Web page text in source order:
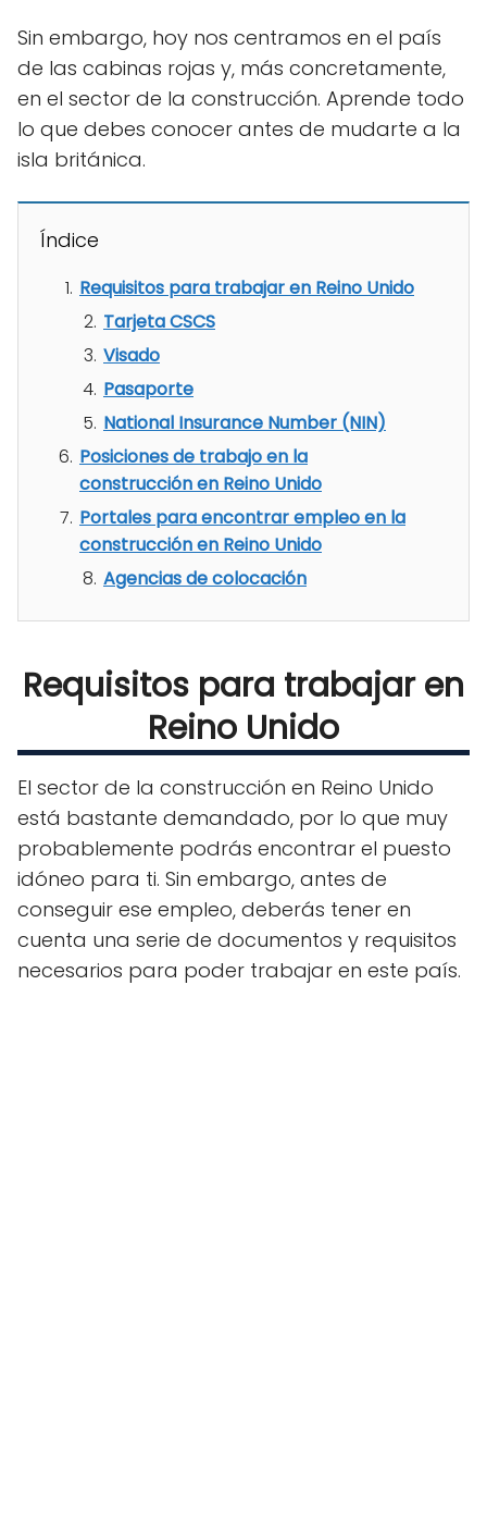
Sin embargo, hoy nos centramos en el país
de las cabinas rojas y, más concretamente,
en el sector de la construcción. Aprende todo
lo que debes conocer antes de mudarte a la
isla británica.
Índice
Requisitos para trabajar en Reino Unido
Tarjeta CSCS
Visado
Pasaporte
National Insurance Number (NIN)
Posiciones de trabajo en la
construcción en Reino Unido
Portales para encontrar empleo en la
construcción en Reino Unido
Agencias de colocación
Requisitos para trabajar en
Reino Unido
El sector de la construcción en Reino Unido
está bastante demandado, por lo que muy
probablemente podrás encontrar el puesto
idóneo para ti. Sin embargo, antes de
conseguir ese empleo, deberás tener en
cuenta una serie de documentos y requisitos
necesarios para poder trabajar en este país.